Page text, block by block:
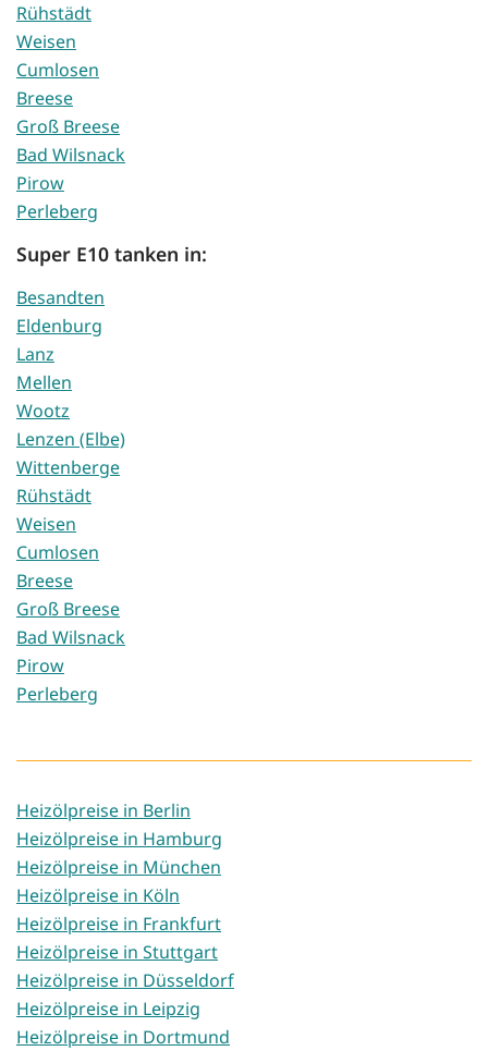
Rühstädt
Weisen
Cumlosen
Breese
Groß Breese
Bad Wilsnack
Pirow
Perleberg
Super E10 tanken in:
Besandten
Eldenburg
Lanz
Mellen
Wootz
Lenzen (Elbe)
Wittenberge
Rühstädt
Weisen
Cumlosen
Breese
Groß Breese
Bad Wilsnack
Pirow
Perleberg
Heizölpreise in Berlin
Heizölpreise in Hamburg
Heizölpreise in München
Heizölpreise in Köln
Heizölpreise in Frankfurt
Heizölpreise in Stuttgart
Heizölpreise in Düsseldorf
Heizölpreise in Leipzig
Heizölpreise in Dortmund